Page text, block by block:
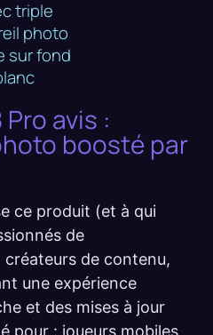
avis :
boosté par
ce produit (et à qui
de
de contenu,
une expérience
et des mises à jour
pour : joueurs mobiles